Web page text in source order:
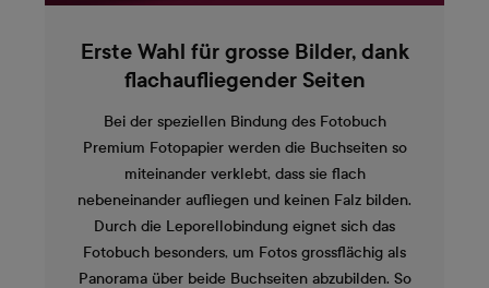
Erste Wahl für grosse Bilder, dank
flachaufliegender Seiten
Bei der speziellen Bindung des Fotobuch
Premium Fotopapier werden die Buchseiten so
miteinander verklebt, dass sie flach
nebeneinander aufliegen und keinen Falz bilden.
Durch die Leporellobindung eignet sich das
Fotobuch besonders, um Fotos grossflächig als
Panorama über beide Buchseiten abzubilden. So